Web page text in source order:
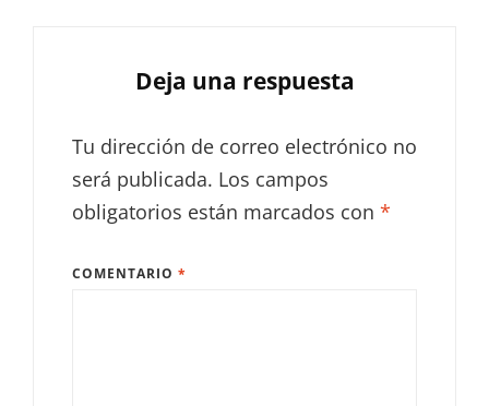
Deja una respuesta
Tu dirección de correo electrónico no
será publicada. Los campos
obligatorios están marcados con *
COMENTARIO *